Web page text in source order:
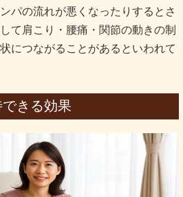
パの流れが悪くなったりするとさ
て肩こり・腰痛・関節の動きの制
につながることがあるといわれて
きる効果